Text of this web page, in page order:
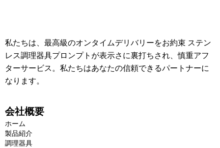
私たちは、最高級のオンタイムデリバリーをお約束 ステン
レス調理器具プロンプトが表示さに裏打ちされ、慎重アフ
ターサービス。私たちはあなたの信頼できるパートナーに
なります。
会社概要
ホーム
製品紹介
調理器具